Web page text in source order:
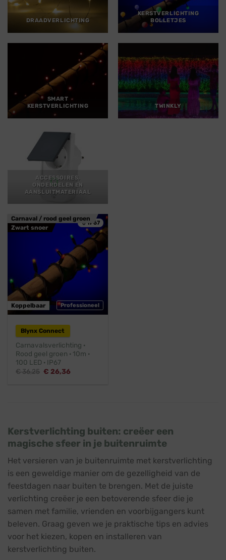
DRAADVERLICHTING
KERSTVERLICHTING
BOLLETJES
SMART
KERSTVERLICHTING
TWINKLY
ACCESSOIRES,
ONDERDELEN EN
AANSLUITMATERIAAL
💧 IP67
Carnaval / rood geel groen
Zwart snoer
Professioneel
Koppelbaar
Blynx Connect
Carnavalsverlichting ·
Rood geel groen · 10m ·
100 LED · IP67
€36,25 Oorspronkelijke
€ 26,36Huidige
Kerstverlichting buiten: creëer een
magische sfeer in je buitenruimte
Het versieren van je buitenruimte met kerstverlichting
is een geweldige manier om de gezelligheid van de
feestdagen naar buiten te brengen. Met de juiste
verlichting creëer je een betoverende sfeer die je
samen met familie, vrienden en voorbijgangers kunt
beleven. Graag geven we je praktische tips en advies
voor het kiezen, kopen en installeren van
kerstverlichting buiten.